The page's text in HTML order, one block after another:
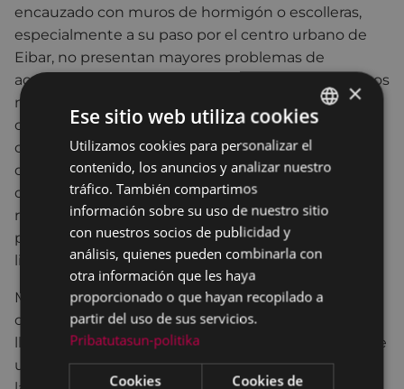
encauzado con muros de hormigón o escolleras,
especialmente a su paso por el centro urbano de
Eibar, no presentan mayores problemas de
acumulación de basura dispersa, ya que los residuos
no se quedan tan retenidos. Sin embargo, sí se ha
considerado importante revisar y limpiar también
ciertos tramos encauzados. Igualmente, se han
detectado ciertos puntos en los tramos
descubiertos del río que presentan algunos
residuos más pesados (ruedas, chatarras, maderas,
plásticos rígidos), además de plásticos y envases
ligeros.
Mediante esta actuación, el Ayuntamiento
contribuye a reducir la cantidad de residuos que
llegan al medio marino, lo que actualmente supone
un problema global que va en aumento y requiere
BASQUE
SPANISH
×
Ese sitio web utiliza cookies
Utilizamos cookies para personalizar el
contenido, los anuncios y analizar nuestro
tráfico. También compartimos
información sobre su uso de nuestro sitio
con nuestros socios de publicidad y
análisis, quienes pueden combinarla con
otra información que les haya
proporcionado o que hayan recopilado a
partir del uso de sus servicios.
Pribatutasun-politika
Cookies
Cookies de